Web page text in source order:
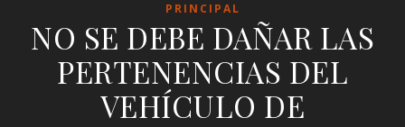
PRINCIPAL
NO SE DEBE DAÑAR LAS
PERTENENCIAS DEL
VEHÍCULO DE